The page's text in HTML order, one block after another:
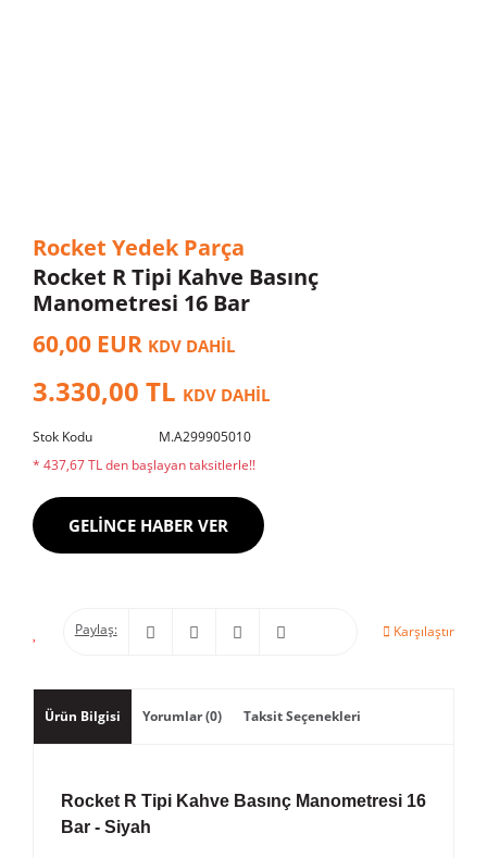
Rocket Yedek Parça
Rocket R Tipi Kahve Basınç
Manometresi 16 Bar
60,00 EUR KDV DAHİL
3.330,00 TL KDV DAHİL
Stok Kodu
M.A299905010
* 437,67 TL den başlayan taksitlerle!!
GELİNCE HABER VER
Paylaş: Karşılaştır
Ürün Bilgisi Yorumlar (0) Taksit Seçenekleri
Rocket R Tipi Kahve Basınç Manometresi 16
Bar - Siyah